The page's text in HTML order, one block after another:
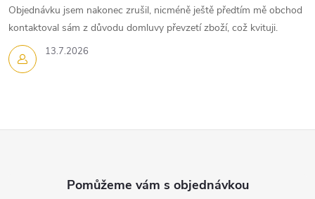
13.7.2026
Objednávku jsem nakonec zrušil, nicméně ještě předtím mě obchod
kontaktoval sám z důvodu domluvy převzetí zboží, což kvituji.